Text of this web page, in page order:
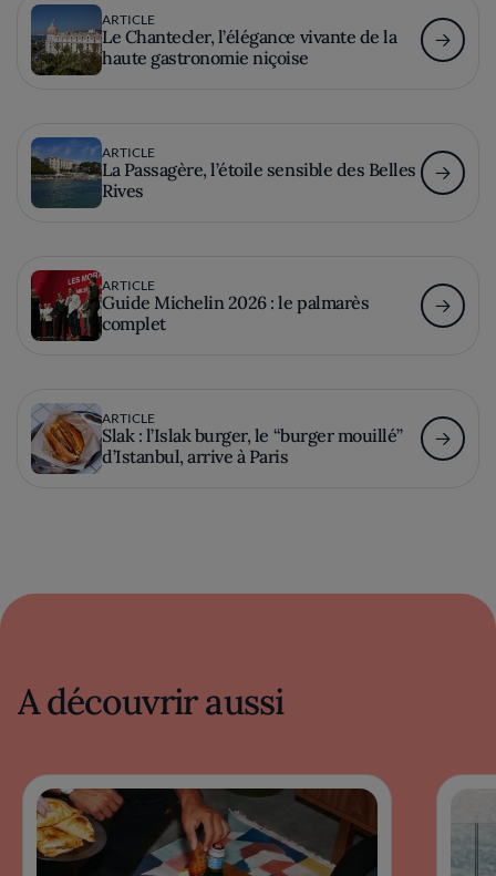
ARTICLE
Le Chantecler, l’élégance vivante de la
haute gastronomie niçoise
ARTICLE
La Passagère, l’étoile sensible des Belles
Rives
ARTICLE
Guide Michelin 2026 : le palmarès
complet
ARTICLE
Slak : l’Islak burger, le “burger mouillé”
d’Istanbul, arrive à Paris
A découvrir aussi